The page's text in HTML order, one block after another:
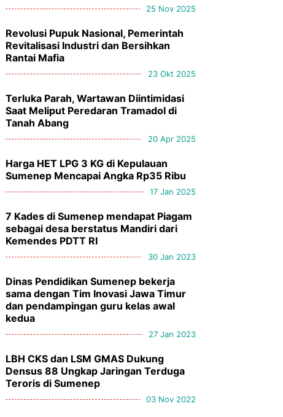
25 Nov 2025
Revolusi Pupuk Nasional, Pemerintah
Revitalisasi Industri dan Bersihkan
Rantai Mafia
23 Okt 2025
Terluka Parah, Wartawan Diintimidasi
Saat Meliput Peredaran Tramadol di
Tanah Abang
20 Apr 2025
Harga HET LPG 3 KG di Kepulauan
Sumenep Mencapai Angka Rp35 Ribu
17 Jan 2025
7 Kades di Sumenep mendapat Piagam
sebagai desa berstatus Mandiri dari
Kemendes PDTT RI
30 Jan 2023
Dinas Pendidikan Sumenep bekerja
sama dengan Tim Inovasi Jawa Timur
dan pendampingan guru kelas awal
kedua
27 Jan 2023
LBH CKS dan LSM GMAS Dukung
Densus 88 Ungkap Jaringan Terduga
Teroris di Sumenep
03 Nov 2022